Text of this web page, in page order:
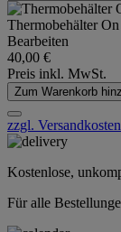
Thermobehälter
Bearbeiten
40,00 €
Preis inkl. MwSt.
Zum Warenkorb
zzgl. Versandkosten
Kostenlose,
Für alle